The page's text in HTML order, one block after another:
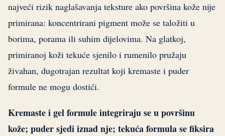
najveći rizik naglašavanja teksture ako površina kože nije
primirana: koncentrirani pigment može se taložiti u
borima, porama ili suhim dijelovima. Na glatkoj,
primiranoj koži tekuće sjenilo i rumenilo pružaju
živahan, dugotrajan rezultat koji kremaste i puder
formule ne mogu dostići.
Kremaste i gel formule integriraju se u površinu
kože; puder sjedi iznad nje; tekuća formula se fiksira